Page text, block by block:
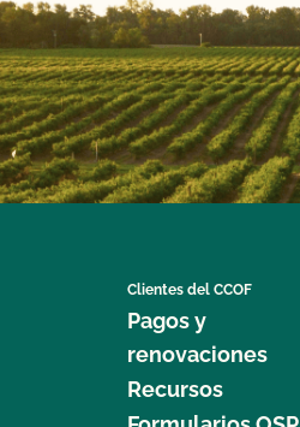
Clientes del CCOF
Pagos y
renovaciones
Recursos